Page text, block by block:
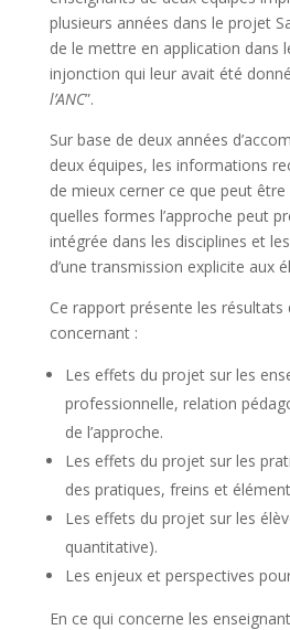
plusieurs années dans le projet
de le mettre en application dans
injonction qui leur avait été
l’ANC”.
Sur base de deux années
deux équipes, les informations
de mieux cerner ce que peut être
quelles formes l’approche peut
intégrée dans les disciplines et
d’une transmission explicite aux
Ce rapport présente les résultats
concernant :
Les effets du projet sur les
professionnelle, relation
de l’approche.
Les effets du projet sur les
des pratiques, freins et
Les effets du projet sur les
quantitative).
Les enjeux et perspectives
En ce qui concerne les